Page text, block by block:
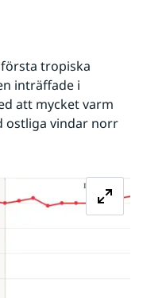
tropiska
inträffade i
att mycket varm
ostliga vindar norr